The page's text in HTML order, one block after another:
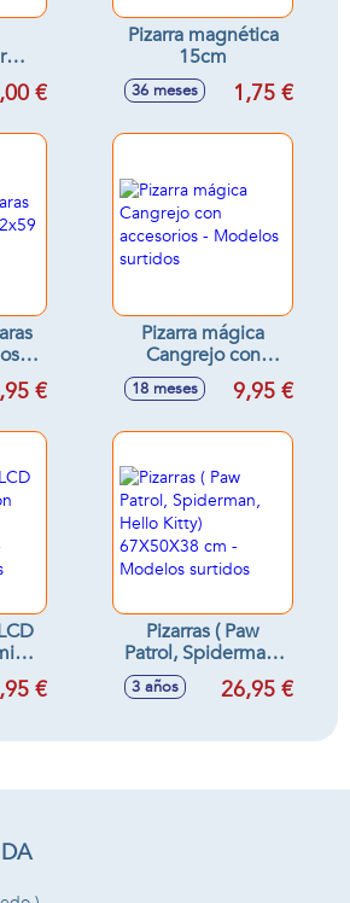
€
Pizarra magnética
15cm
36 meses 1,75 €
€
Pizarra mágica
Cangrejo con
accesorios -
Modelos surtidos
18 meses 9,95 €
- €
Pizarras ( Paw
Patrol, Spiderman,
Hello Kitty)
67X50X38 cm -
3 años 26,95 €